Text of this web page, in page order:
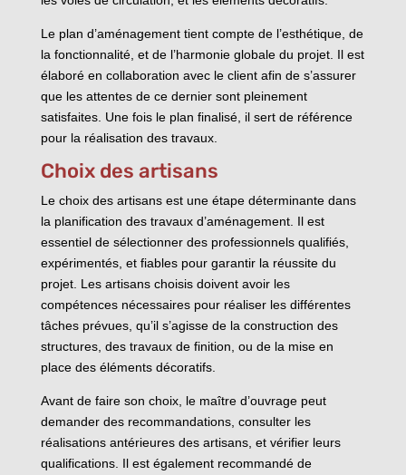
Le plan d’aménagement tient compte de l’esthétique, de
la fonctionnalité, et de l’harmonie globale du projet. Il est
élaboré en collaboration avec le client afin de s’assurer
que les attentes de ce dernier sont pleinement
satisfaites. Une fois le plan finalisé, il sert de référence
pour la réalisation des travaux.
Choix des artisans
Le choix des artisans est une étape déterminante dans
la planification des travaux d’aménagement. Il est
essentiel de sélectionner des professionnels qualifiés,
expérimentés, et fiables pour garantir la réussite du
projet. Les artisans choisis doivent avoir les
compétences nécessaires pour réaliser les différentes
tâches prévues, qu’il s’agisse de la construction des
structures, des travaux de finition, ou de la mise en
place des éléments décoratifs.
Avant de faire son choix, le maître d’ouvrage peut
demander des recommandations, consulter les
réalisations antérieures des artisans, et vérifier leurs
qualifications. Il est également recommandé de